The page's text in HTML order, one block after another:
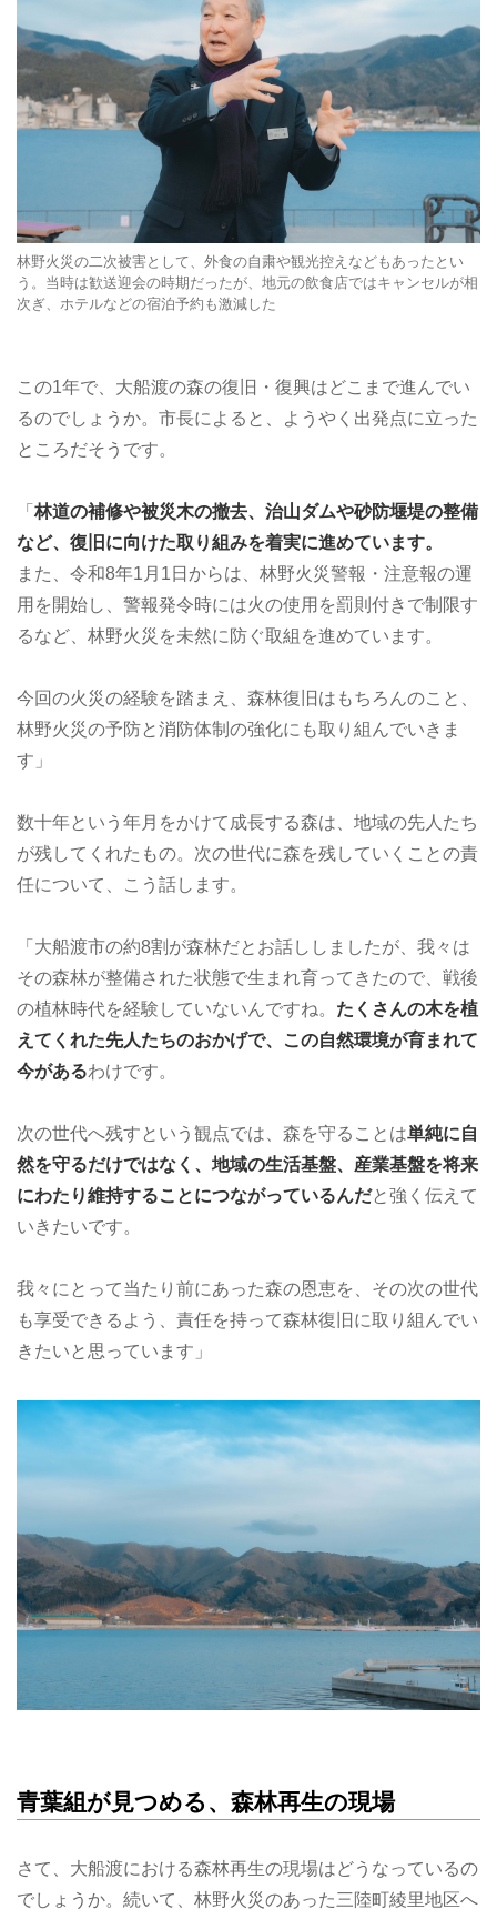
林野火災の二次被害として、外食の自粛や観光控えなどもあったとい
う。当時は歓送迎会の時期だったが、地元の飲食店ではキャンセルが相
次ぎ、ホテルなどの宿泊予約も激減した
この1年で、大船渡の森の復旧・復興はどこまで進んでい
るのでしょうか。市長によると、ようやく出発点に立った
ところだそうです。
「 林道の補修や被災木の撤去、治山ダムや砂防堰堤の整備
など、復旧に向けた取り組みを着実に進めています。
また、令和8年1月1日からは、林野火災警報・注意報の運
用を開始し、警報発令時には火の使用を罰則付きで制限す
るなど、林野火災を未然に防ぐ取組を進めています。
今回の火災の経験を踏まえ、森林復旧はもちろんのこと、
林野火災の予防と消防体制の強化にも取り組んでいきま
す」
数十年という年月をかけて成長する森は、地域の先人たち
が残してくれたもの。次の世代に森を残していくことの責
任について、こう話します。
「大船渡市の約8割が森林だとお話ししましたが、我々は
その森林が整備された状態で生まれ育ってきたので、戦後
の植林時代を経験していないんですね。 たくさんの木を植
えてくれた先人たちのおかげで、この自然環境が育まれて
今があるわけです。
次の世代へ残すという観点では、森を守ることは単純に自
然を守るだけではなく、地域の生活基盤、産業基盤を将来
にわたり維持することにつながっているんだと強く伝えて
いきたいです。
我々にとって当たり前にあった森の恩恵を、その次の世代
も享受できるよう、責任を持って森林復旧に取り組んでい
きたいと思っています」
青葉組が見つめる、森林再生の現場
さて、大船渡における森林再生の現場はどうなっているの
でしょうか。続いて、林野火災のあった三陸町綾里地区へ